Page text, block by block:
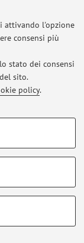
attivando l'opzione
consensi più
stato dei consensi
sito.
policy.
per il corretto
sito.
di Bologna - Via
01131710376